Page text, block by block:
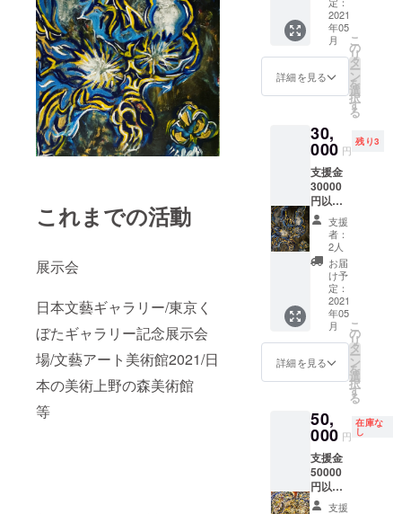
これまでの活動
展示会
日本文藝ギャラリー/東京く
ぼたギャラリー記念展示会
場/文藝アート美術館2021/日
本の美術上野の森美術館
等
号 油
絵絵画
（希望
をお聞
きする
ご連絡
をする
ござい
ます）1
点 送
料込み
2021
年05
月
詳細を見る
こ
の
リ
タ
ー
ン
を
選
択
す
る
30,
000 円
残り3
支援金
30000
円以
上 お
礼のお
手紙&ポ
スト
カード3
枚＆８
号 油
絵絵画
（希望
をお聞
きする
ご連絡
をする
ござい
ます）1
点 ※限
定数5点
のみと
ささて
いただ
支援
者：
2人
お届
け予
定：
2021
年05
月
詳細を見る
こ
の
リ
タ
ー
ン
を
選
択
す
る
50,
000 円
在庫な
し
支援金
50000
円以
上 お
支援